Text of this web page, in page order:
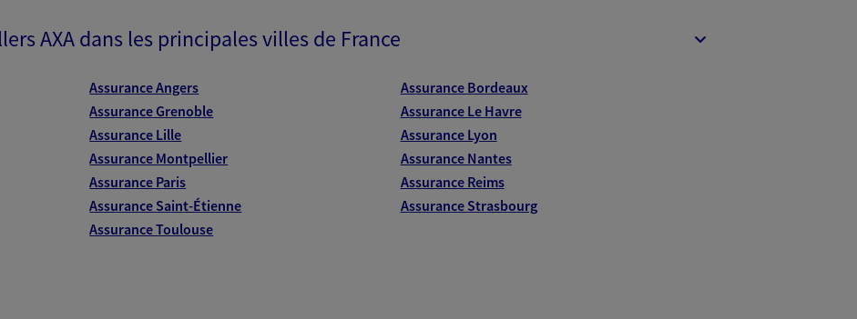
(07013239)
AXA dans les principales villes de France
Assurance Angers
Assurance Bordeaux
Assurance Grenoble
Assurance Le Havre
Assurance Lille
Assurance Lyon
Assurance Montpellier
Assurance Nantes
Assurance Paris
Assurance Reims
Assurance Saint-Étienne
Assurance Strasbourg
Assurance Toulouse